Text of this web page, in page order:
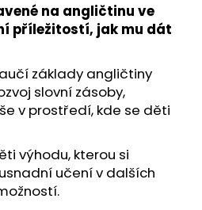
na angličtinu ve
příležitostí, jak mu dát
základy angličtiny
slovní zásoby,
v prostředí, kde se děti
výhodu, kterou si
učení v dalších